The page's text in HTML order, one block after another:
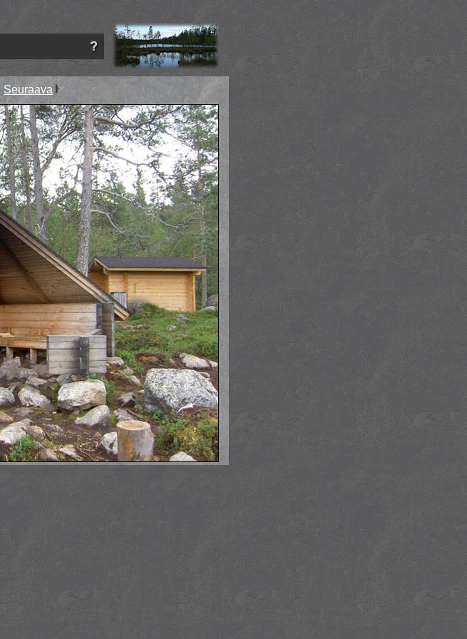
Seuraava